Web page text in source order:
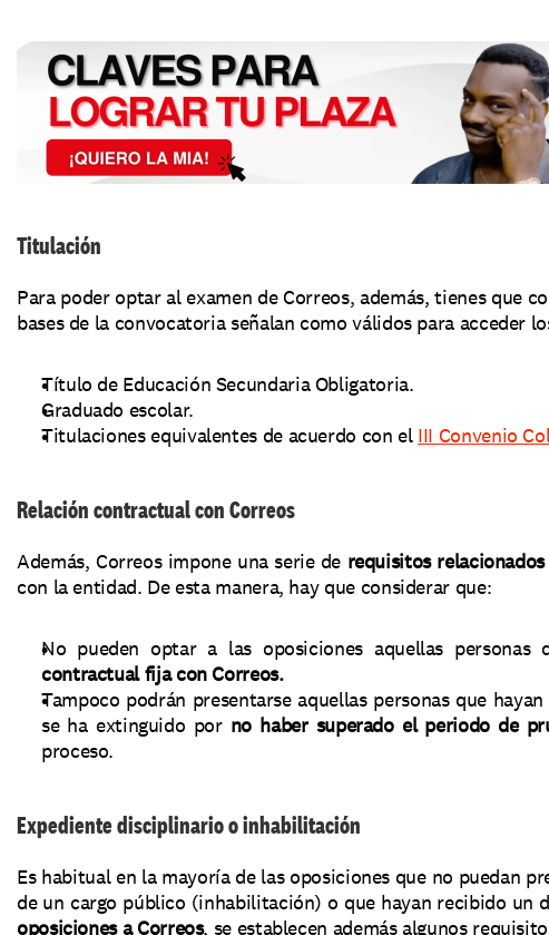
Titulación
Para poder optar al examen de Correos, además, tienes que
bases de la convocatoria señalan como válidos para acceder
Título de Educación Secundaria Obligatoria.
Graduado escolar.
Titulaciones equivalentes de acuerdo con el III Convenio
Relación contractual con Correos
Además, Correos impone una serie de requisitos
con la entidad. De esta manera, hay que considerar que:
No pueden optar a las oposiciones aquellas personas
contractual fija con Correos.
Tampoco podrán presentarse aquellas personas que
se ha extinguido por no haber superado el periodo de
proceso.
Expediente disciplinario o inhabilitación
Es habitual en la mayoría de las oposiciones que no puedan
oposiciones a Correos, se establecen además algunos